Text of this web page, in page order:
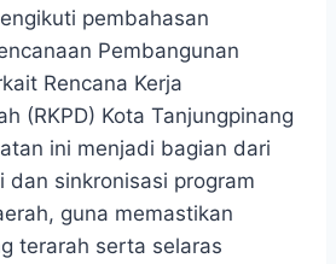
pembahasan
Pembangunan
Rencana Kerja
(RKPD) Kota Tanjungpinang
ini menjadi bagian dari
dan sinkronisasi program
guna memastikan
terarah serta selaras